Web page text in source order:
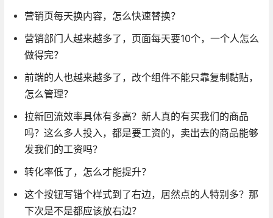
营销页每天换内容，怎么快速替换？
营销部门人越来越多了，页面每天要10个，一个人怎么
做得完？
前端的人也越来越多了，改个组件不能只靠复制黏贴，
怎么管理？
拉新回流效率具体有多高？新人真的有买我们的商品
吗？这么多人投入，都是要工资的，卖出去的商品能够
发我们的工资吗？
转化率低了，怎么才能提升？
这个按钮写错个样式到了右边，居然点的人特别多？那
下次是不是都应该放右边？